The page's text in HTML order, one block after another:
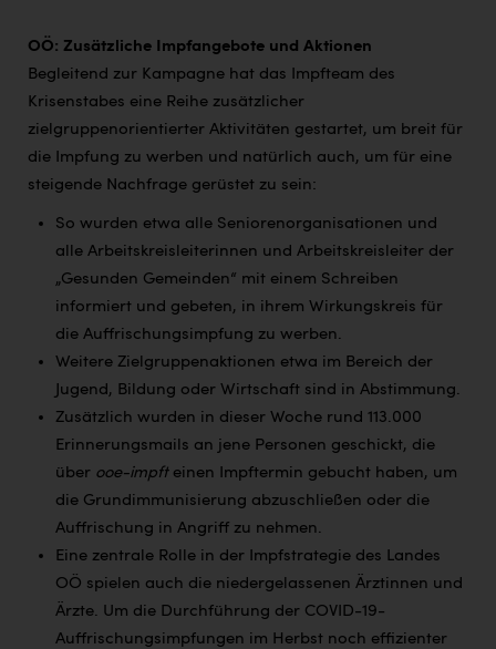
OÖ: Zusätzliche Impfangebote und Aktionen
Begleitend zur Kampagne hat das Impfteam des
Krisenstabes eine Reihe zusätzlicher
zielgruppenorientierter Aktivitäten gestartet, um breit für
die Impfung zu werben und natürlich auch, um für eine
steigende Nachfrage gerüstet zu sein:
So wurden etwa alle Seniorenorganisationen und
alle Arbeitskreisleiterinnen und Arbeitskreisleiter der
„Gesunden Gemeinden“ mit einem Schreiben
informiert und gebeten, in ihrem Wirkungskreis für
die Auffrischungsimpfung zu werben.
Weitere Zielgruppenaktionen etwa im Bereich der
Jugend, Bildung oder Wirtschaft sind in Abstimmung.
Zusätzlich wurden in dieser Woche rund 113.000
Erinnerungsmails an jene Personen geschickt, die
über ooe-impft einen Impftermin gebucht haben, um
die Grundimmunisierung abzuschließen oder die
Auffrischung in Angriff zu nehmen.
Eine zentrale Rolle in der Impfstrategie des Landes
OÖ spielen auch die niedergelassenen Ärztinnen und
Ärzte. Um die Durchführung der COVID-19-
Auffrischungsimpfungen im Herbst noch effizienter